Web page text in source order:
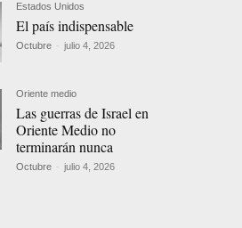
Estados Unidos
El país indispensable
Octubre - julio 4, 2026
Oriente medio
Las guerras de Israel en
Oriente Medio no
terminarán nunca
Octubre - julio 4, 2026